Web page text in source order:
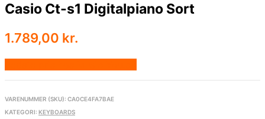
Casio Ct-s1 Digitalpiano Sort
1.789,00 kr.
VARENUMMER (SKU): CA0CE4FA7BAE
KATEGORI: KEYBOARDS